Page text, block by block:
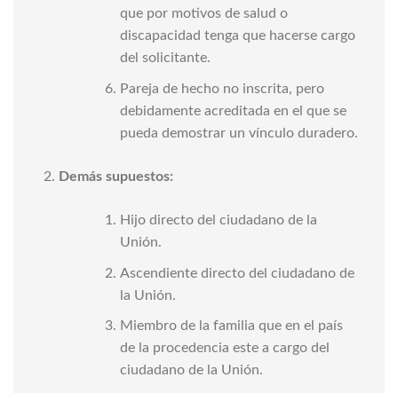
que por motivos de salud o
discapacidad tenga que hacerse cargo
del solicitante.
Pareja de hecho no inscrita, pero
debidamente acreditada en el que se
pueda demostrar un vínculo duradero.
Demás supuestos:
Hijo directo del ciudadano de la
Unión.
Ascendiente directo del ciudadano de
la Unión.
Miembro de la familia que en el país
de la procedencia este a cargo del
ciudadano de la Unión.